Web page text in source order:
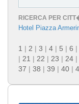
RICERCA PER
Hotel Piazza
1 | 2 | 3 | 4 | 5 | 6 |
| 21 | 22 | 23 | 24 |
37 | 38 | 39 | 40 |